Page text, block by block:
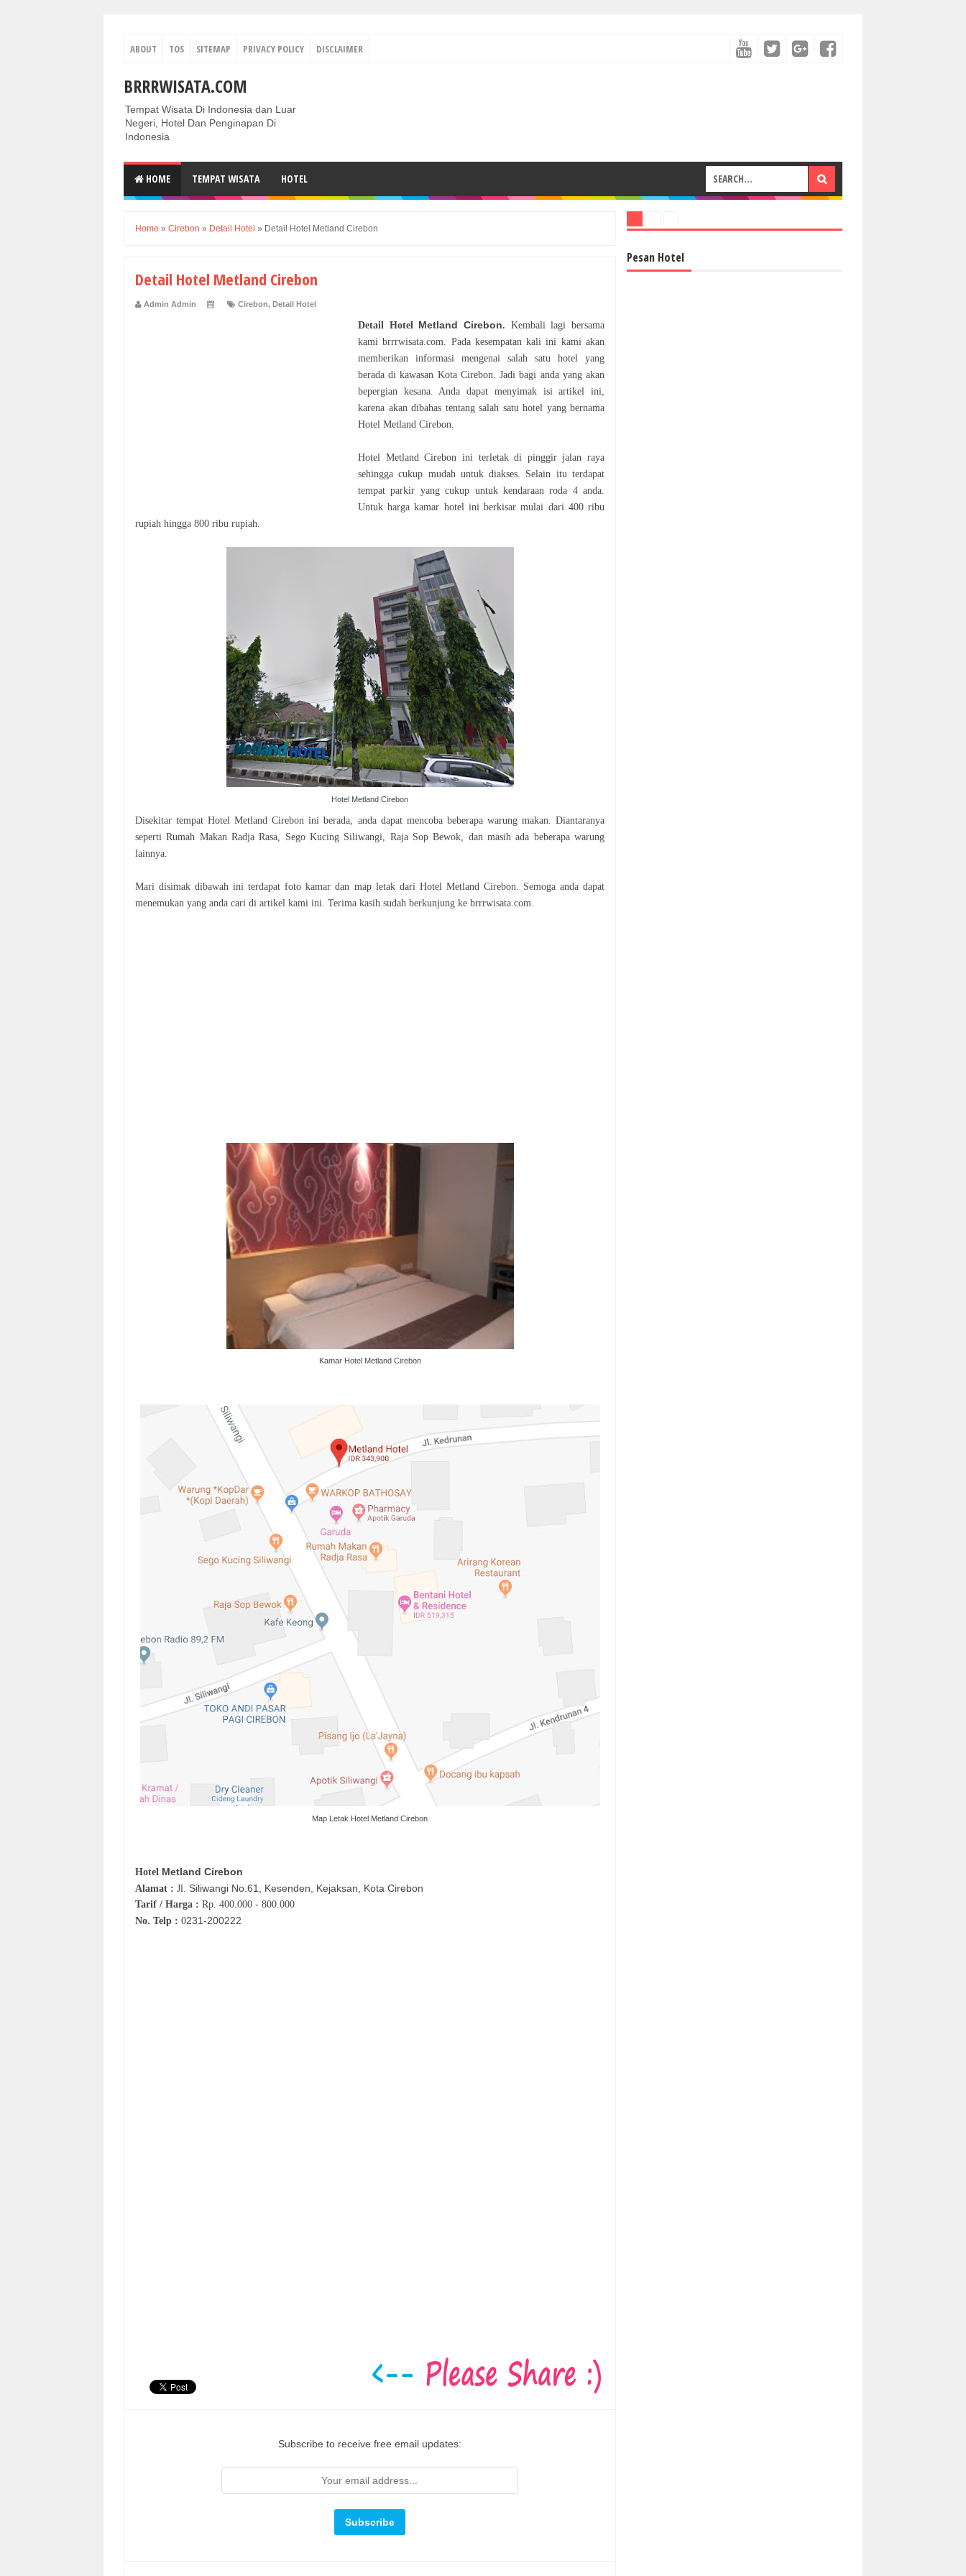
ABOUT TOS SITEMAP PRIVACY POLICY DISCLAIMER
BRRRWISATA.COM
Tempat Wisata Di Indonesia dan Luar
Negeri, Hotel Dan Penginapan Di
Indonesia
HOME TEMPAT WISATA HOTEL
Home » Cirebon » Detail Hotel » Detail Hotel Metland Cirebon
Detail Hotel Metland Cirebon
Admin Admin Cirebon, Detail Hotel
Detail Hotel Metland Cirebon. Kembali lagi bersama
kami brrrwisata.com. Pada kesempatan kali ini kami akan
memberikan informasi mengenai salah satu hotel yang
berada di kawasan Kota Cirebon. Jadi bagi anda yang akan
bepergian kesana. Anda dapat menyimak isi artikel ini,
karena akan dibahas tentang salah satu hotel yang bernama
Hotel Metland Cirebon.
Hotel Metland Cirebon ini terletak di pinggir jalan raya
sehingga cukup mudah untuk diakses. Selain itu terdapat
tempat parkir yang cukup untuk kendaraan roda 4 anda.
Untuk harga kamar hotel ini berkisar mulai dari 400 ribu
rupiah hingga 800 ribu rupiah.
Hotel Metland Cirebon
Disekitar tempat Hotel Metland Cirebon ini berada, anda dapat mencoba beberapa warung makan. Diantaranya
seperti Rumah Makan Radja Rasa, Sego Kucing Siliwangi, Raja Sop Bewok, dan masih ada beberapa warung
lainnya.
Mari disimak dibawah ini terdapat foto kamar dan map letak dari Hotel Metland Cirebon. Semoga anda dapat
menemukan yang anda cari di artikel kami ini. Terima kasih sudah berkunjung ke brrrwisata.com.
Kamar Hotel Metland Cirebon
Map Letak Hotel Metland Cirebon
Hotel Metland Cirebon
Alamat : Jl. Siliwangi No.61, Kesenden, Kejaksan, Kota Cirebon
Tarif / Harga : Rp. 400.000 - 800.000
No. Telp : 0231-200222
Subscribe to receive free email updates:
Pesan Hotel